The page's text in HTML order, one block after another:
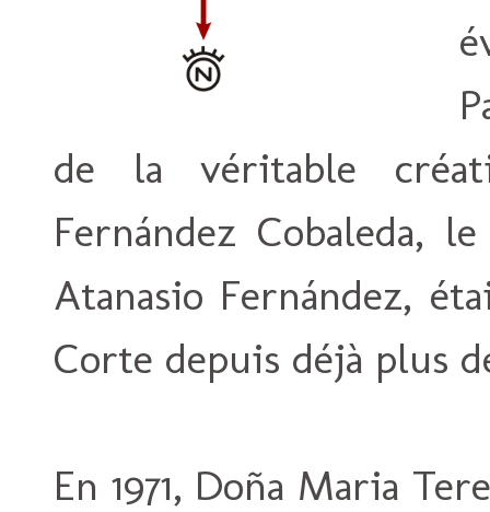
de la véritable
Fernández Cobaleda,
Atanasio Fernández,
Corte depuis déjà plus
En 1971, Doña Maria